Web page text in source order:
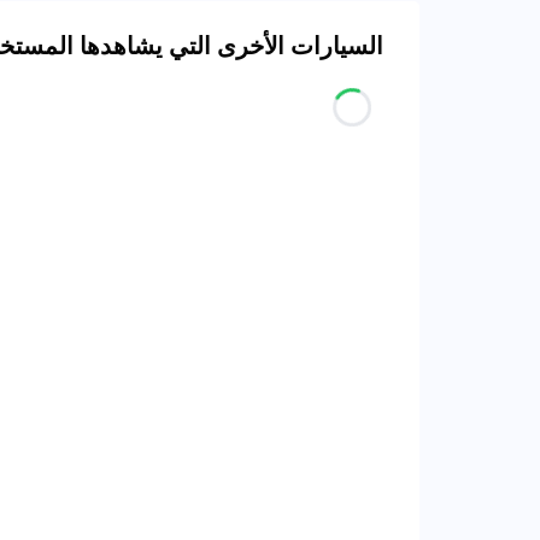
السيارات الأخرى التي يشاهدها